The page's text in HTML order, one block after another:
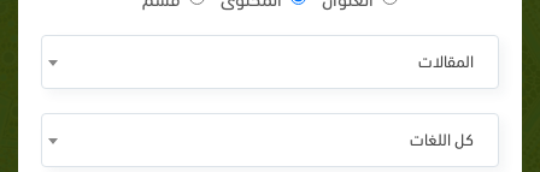
المقالات
كل اللغات